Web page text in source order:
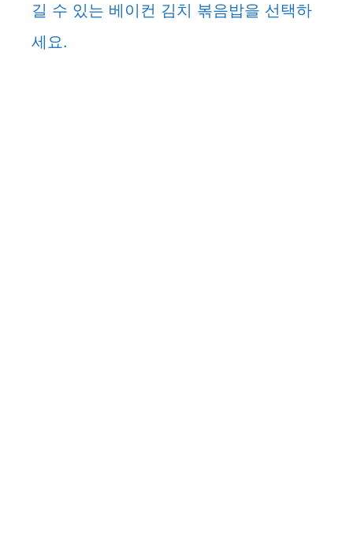
길 수 있는 베이컨 김치 볶음밥을 선택하
세요.